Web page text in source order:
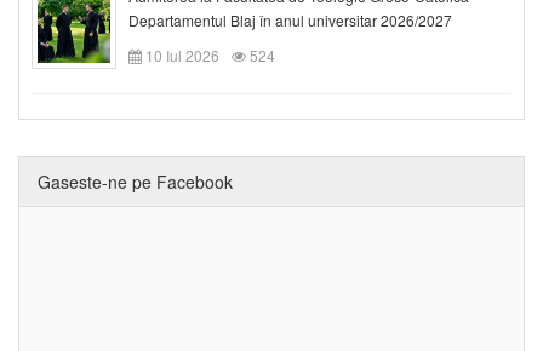
Departamentul Blaj în anul universitar 2026/2027
10 Iul 2026
524
Gaseste-ne pe Facebook